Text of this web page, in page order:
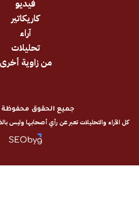
من زاوية أخرى
جميع الحقوق محفوظة © 2026
تعبر عن رأي أصحابها وليس بالضرورة عن